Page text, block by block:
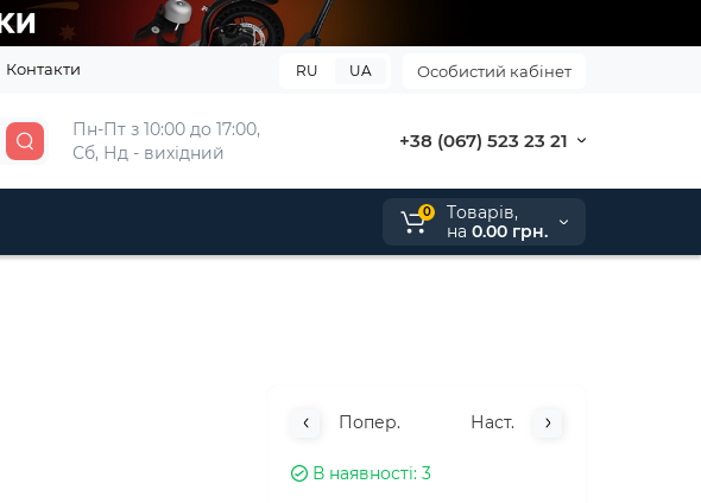
Контакти Особистий кабінет
RU UA
Пн-Пт з 10:00 до 17:00,
Сб, Нд - вихідний
+38 (067) 523 23 21
0
Tоварів,
на 0.00 грн.
Попер. Наст.
В наявності 3